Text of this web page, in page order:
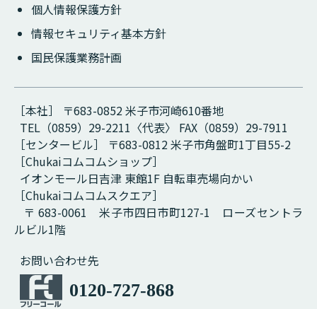
個人情報保護方針
情報セキュリティ基本方針
国民保護業務計画
［本社］ 〒683-0852 米子市河崎610番地
TEL（0859）29-2211〈代表〉 FAX（0859）29-7911
［センタービル］ 〒683-0812 米子市角盤町1丁目55-2
［Chukaiコムコムショップ］
イオンモール日吉津 東館1F 自転車売場向かい
［Chukaiコムコムスクエア］
〒 683-0061 米子市四日市町127-1 ローズセントラ
ルビル1階
お問い合わせ先
0120-727-868